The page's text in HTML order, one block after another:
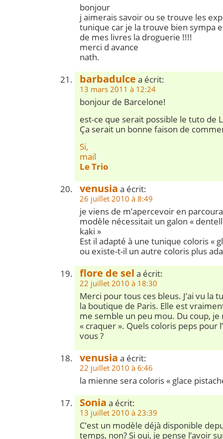
bonjour
j aimerais savoir ou se trouve les
tunique car je la trouve bien sympa
de mes livres la droguerie !!!!
merci d avance
nath.
barbadulce a écrit:
13 mars 2011 à 12:24
bonjour de Barcelone!
est-ce que serait possible le tuto de
Ça serait un bonne faison de
Si,
mail
Le Trio
venusia a écrit:
26 juillet 2010 à 8:49
je viens de m’apercevoir en
modèle nécessitait un galon «
kaki »
Est il adapté à une tunique coloris «
ou existe-t-il un autre coloris plus
flore de sel a écrit:
22 juillet 2010 à 18:30
Merci pour tous ces bleus. J’ai vu la
la boutique de Paris. Elle est
me semble un peu mou. Du coup, je
« craquer ». Quels coloris peps pour
vous ?
venusia a écrit:
22 juillet 2010 à 6:46
la mienne sera coloris « glace
Sonia a écrit:
13 juillet 2010 à 23:39
C’est un modèle déjà disponible
temps, non? Si oui, je pense l’avoir